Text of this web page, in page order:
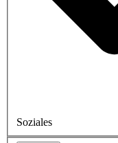
Soziales